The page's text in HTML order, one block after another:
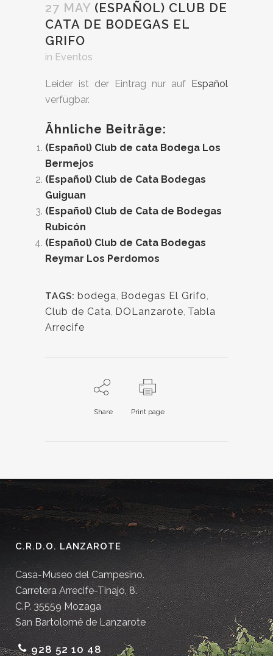
27 MAY (ESPAÑOL) CLUB DE
CATA DE BODEGAS EL
GRIFO
in Eventos
Leider ist der Eintrag nur auf Español
verfügbar.
Ähnliche Beiträge:
(Español) Club de cata Bodega Los
Bermejos
(Español) Club de Cata Bodegas
Guiguan
(Español) Club de Cata de Bodegas
Rubicón
(Español) Club de Cata Bodegas
Reymar Los Perdomos
TAGS: bodega, Bodegas El Grifo,
Club de Cata, DOLanzarote, Tabla
Arrecife
Share Print page
C.R.D.O. LANZAROTE
Casa-Museo del Campesino.
Carretera Arrecife-Tinajo, 8.
C.P. 35559 Mozaga
San Bartolomé de Lanzarote
928 52 10 48